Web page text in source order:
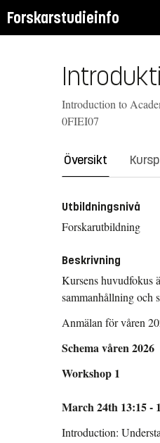
Forskarstudieinfo
Introduction to
0FIEI07
Översikt
Utbildningsnivå
Forskarutbildning
Beskrivning
Kursens huvudfokus
sammanhållning och
Anmälan för våren
Schema våren 2026
Workshop 1
March 24th 13:15 -
Introduction: